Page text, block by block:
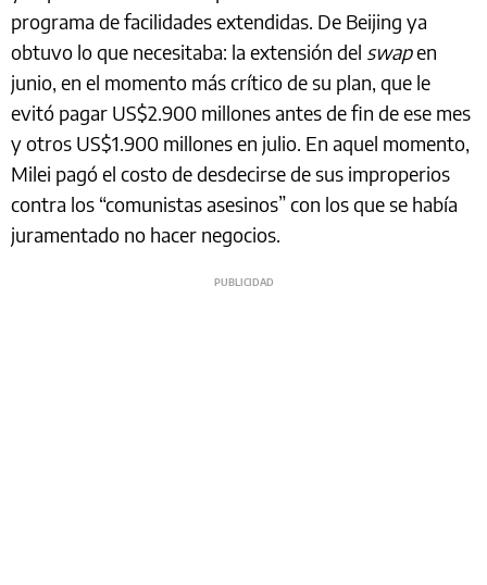
programa de facilidades extendidas. De Beijing ya
obtuvo lo que necesitaba: la extensión del swapen
junio, en el momento más crítico de su plan, que le
evitó pagar US$2.900 millones antes de fin de ese mes
y otros US$1.900 millones en julio. En aquel momento,
Milei pagó el costo de desdecirse de sus improperios
contra los “comunistas asesinos” con los que se había
juramentado no hacer negocios.